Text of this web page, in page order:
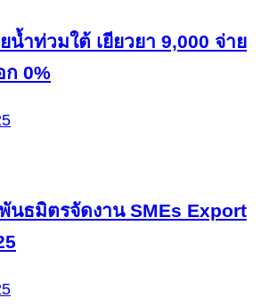
น้ำท่วมใต้ เยียวยา 9,000 จ่าย
ก 0%
นธมิตรจัดงาน SMEs Export